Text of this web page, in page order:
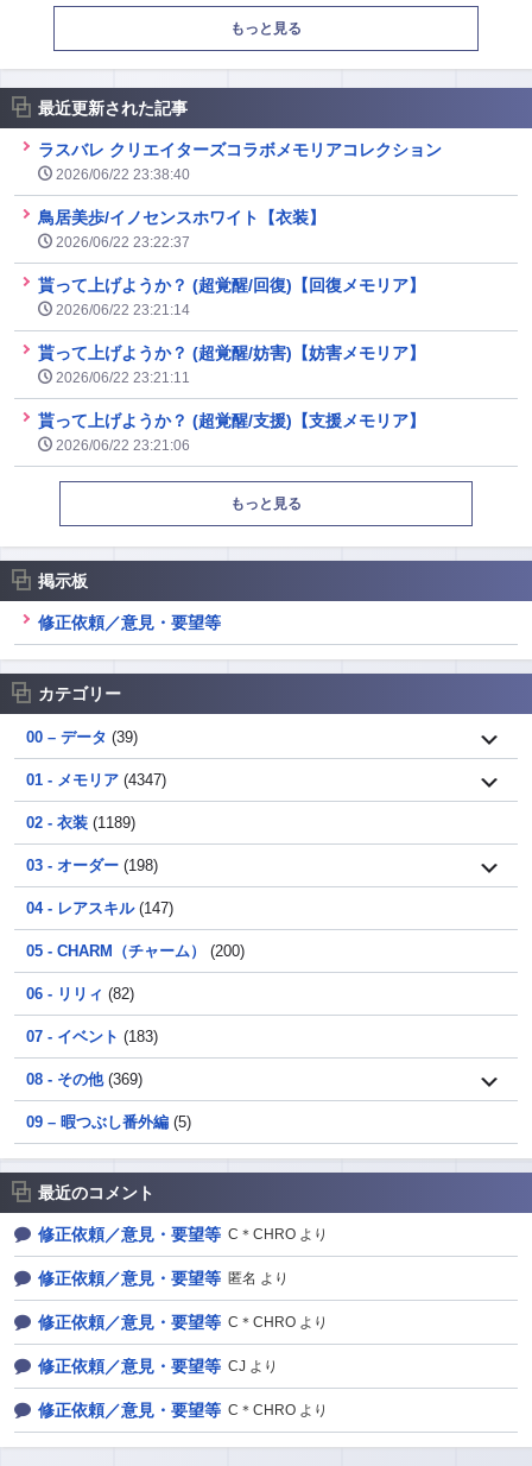
もっと見る
最近更新された記事
ラスバレ クリエイターズコラボメモリアコレクション
2026/06/22 23:38:40
鳥居美歩/イノセンスホワイト【衣装】
2026/06/22 23:22:37
貰って上げようか？ (超覚醒/回復)【回復メモリア】
2026/06/22 23:21:14
貰って上げようか？ (超覚醒/妨害)【妨害メモリア】
2026/06/22 23:21:11
貰って上げようか？ (超覚醒/支援)【支援メモリア】
2026/06/22 23:21:06
もっと見る
掲示板
修正依頼／意見・要望等
カテゴリー
00 – データ (39)
01 - メモリア (4347)
02 - 衣装 (1189)
03 - オーダー (198)
04 - レアスキル(147)
05 - CHARM（チャーム） (200)
06 - リリィ (82)
07 - イベント (183)
08 - その他(369)
09 – 暇つぶし番外編 (5)
最近のコメント
修正依頼／意見・要望等 C＊CHRO より
修正依頼／意見・要望等 匿名 より
修正依頼／意見・要望等 C＊CHRO より
修正依頼／意見・要望等 CJ より
修正依頼／意見・要望等 C＊CHRO より